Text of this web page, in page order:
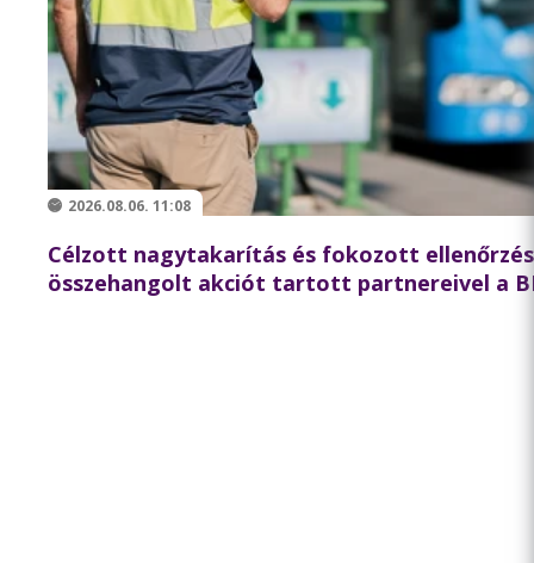
2026.08.06. 11:08
Célzott nagytakarítás és fokozott
összehangolt akciót tartott partnereivel a